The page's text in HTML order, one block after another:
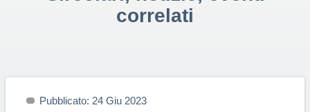
correlati
Pubblicato: 24 Giu 2023